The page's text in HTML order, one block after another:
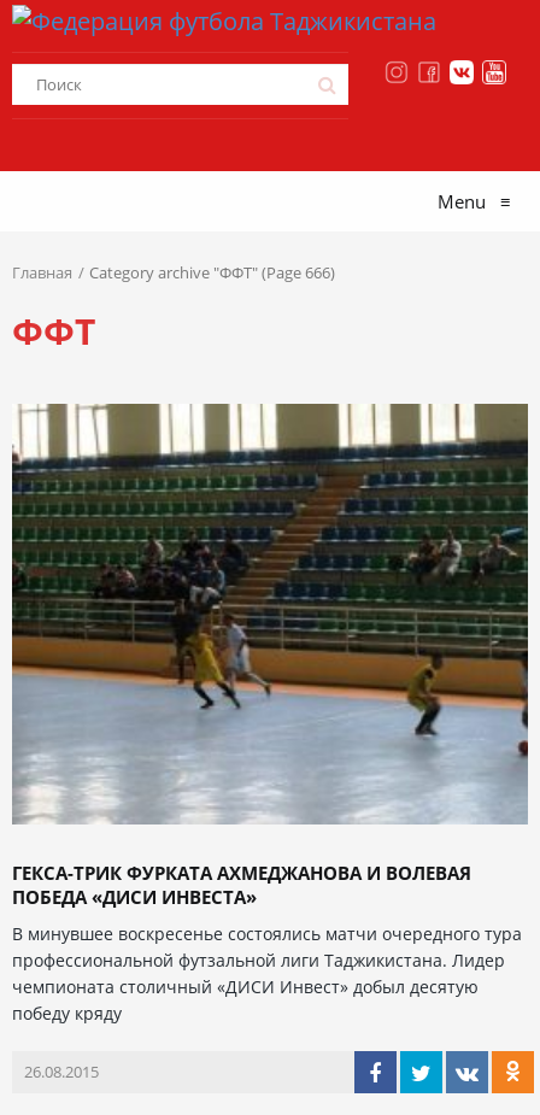
Menu ≡
Главная Category archive "ФФТ" (Page 666)
ФФТ
ГЕКСА-ТРИК ФУРКАТА АХМЕДЖАНОВА И ВОЛЕВАЯ
ПОБЕДА «ДИСИ ИНВЕСТА»
В минувшее воскресенье состоялись матчи очередного тура
профессиональной футзальной лиги Таджикистана. Лидер
чемпионата столичный «ДИСИ Инвест» добыл десятую
победу кряду
26.08.2015